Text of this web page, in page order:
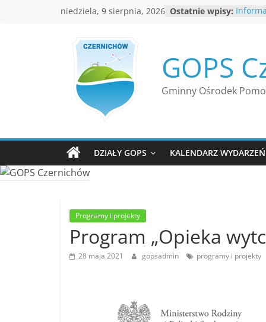
niedziela, 9 sierpnia, 2026 Ostatnie wpisy:
GOPS
Gminny Ośrodek
DZIAŁY GOPS KALENDARZ WYDARZEŃ
Programy i projekty
Program „Opieka
28 maja 2021 gopsadmin programy i projekty